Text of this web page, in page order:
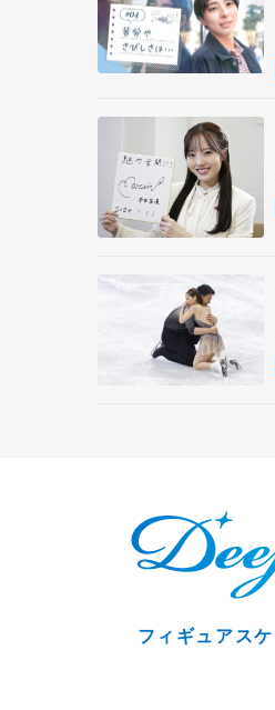
フィギュアス